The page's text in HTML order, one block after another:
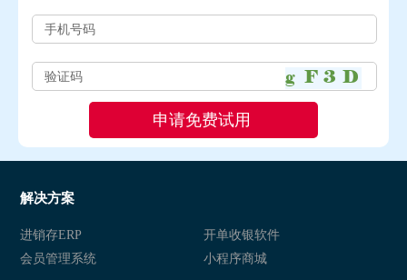
解决方案
进销存ERP
开单收银软件
会员管理系统
小程序商城